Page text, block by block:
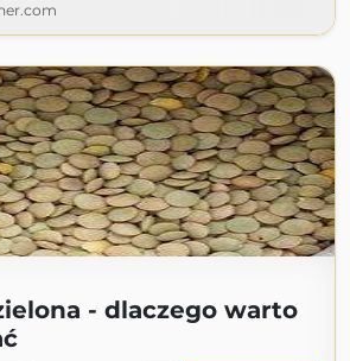
- dlaczego warto